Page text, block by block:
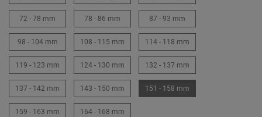
72 - 78 mm 78 - 86 mm 87 - 93 mm
98 - 104 mm 108 - 115 mm 114 - 118 mm
119 - 123 mm 124 - 130 mm 132 - 137 mm
137 - 142 mm 143 - 150 mm 151 - 158 mm
159 - 163 mm 164 - 168 mm